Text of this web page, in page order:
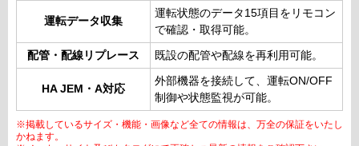
運転データ収集
運転状態のデータ15項目をリモコン
で確認・取得可能。
配管・配線リプレース 既設の配管や配線を再利用可能。
HA JEM・A対応
外部機器を接続して、運転ON/OFF
制御や状態監視が可能。
※掲載しているサイズ・機能・画像など全ての情報は、万全の保証をいたし
かねます。